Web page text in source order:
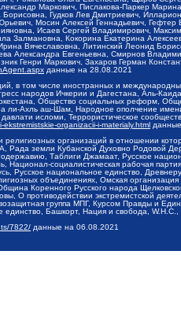
Маркович, Пислакова-Паркер
Гудков Лев Дмитриевич,
Мосин Алексей Геннадьевич,
Исаев Сергей Владимирович,
Залмановна, Кокорина Екатерина
Вячеславовна, Литинский Леонид
Александра Евгеньевна, Смирнов
Генри Маркович, Захаров Герман
данные на 28.08.2021
в том числе иностранных и
народов Ичкерии и Дагестана, Аль-
Общество социальных реформ,
ли-Ахль аш-Шам, Народное ополчение
исломи, Террористическое
organizacii-i-materialy.html
организаций в отношении
Рада земли Кубанской Духовно Родовой
Таблиги Джамаат, Русское
Национал-социалистическая рабочая
Русское национальное единство,
объединениях, Омская
Коренного Русского народа
О противодействии экстремистской
группа МПГ, Курсом Правды и
единство, Башкорт, Нация и свобода,
7822/ данные на 06.08.2021